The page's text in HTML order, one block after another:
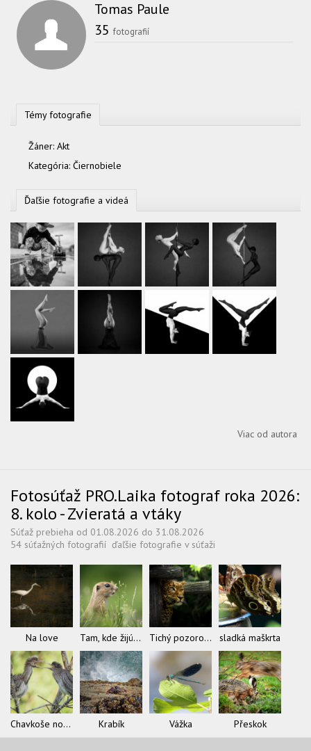
Tomas Paule
35 fotografií
Témy fotografie
Žáner: Akt
Kategória: Čiernobiele
Ďaľšie fotografie a videá
Viac od autora
Fotosúťaž PRO.Laika fotograf roka 2026:
8. kolo - Zvieratá a vtáky
Súťaž prebieha od 01.08.2026 do 31.08.2026
54 súťažných fotografií ďaľšie fotografie v súťaži
Na love Tam, kde žijú sysle Tichý pozorovateľ sladká maškrta
Chavkoše nočné Krabík Vážka Přeskok